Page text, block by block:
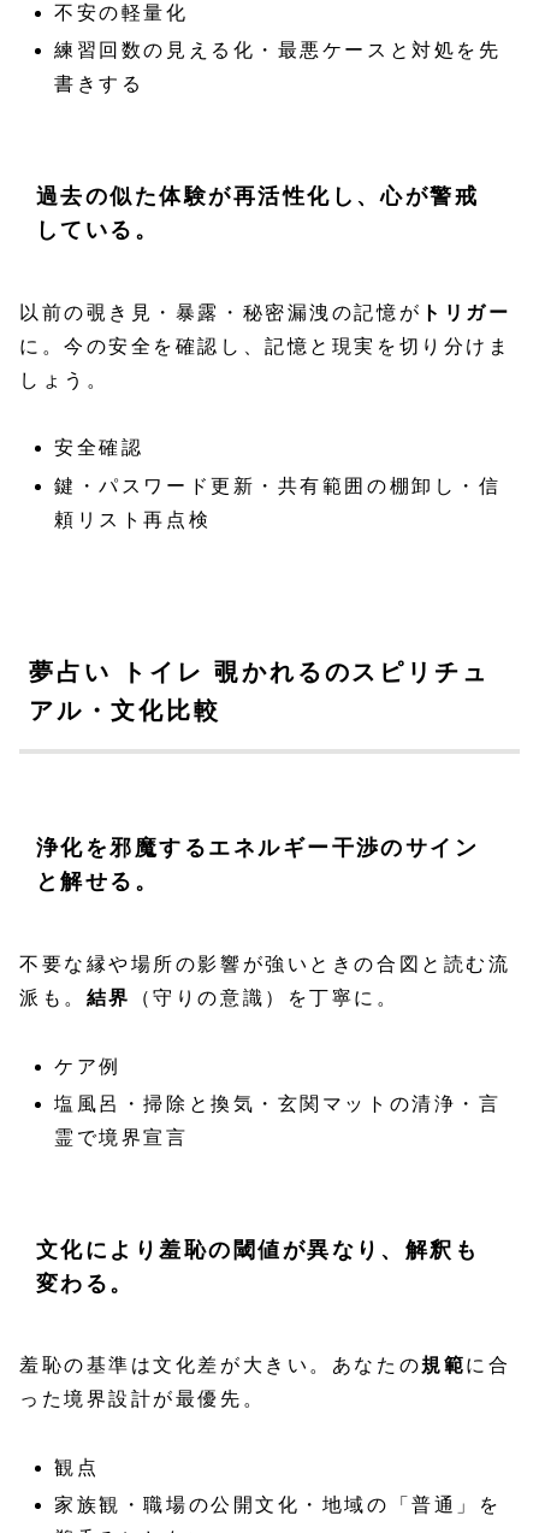
不安の軽量化
練習回数の見える化・最悪ケースと対処を先
書きする
過去の似た体験が再活性化し、心が警戒
している。
以前の覗き見・暴露・秘密漏洩の記憶が トリガー
に。今の安全を確認し、記憶と現実を切り分けま
しょう。
安全確認
鍵・パスワード更新・共有範囲の棚卸し・信
頼リスト再点検
夢占い トイレ 覗かれるのスピリチュ
アル・文化比較
浄化を邪魔するエネルギー干渉のサイン
と解せる。
不要な縁や場所の影響が強いときの合図と読む流
派も。 結界 （守りの意識）を丁寧に。
ケア例
塩風呂・掃除と換気・玄関マットの清浄・言
霊で境界宣言
文化により羞恥の閾値が異なり、解釈も
変わる。
羞恥の基準は文化差が大きい。あなたの規範に合
った境界設計が最優先。
観点
家族観・職場の公開文化・地域の「普通」を